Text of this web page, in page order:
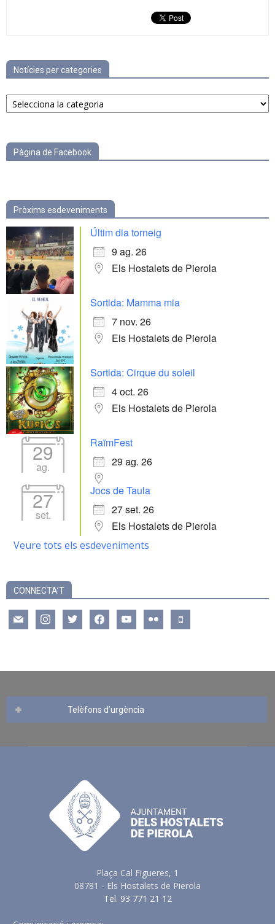
Notícies per categories
Notícies
per
Pàgina de Facebook
Pròxims esdeveniments
Últim dia torneig
9 ag. 26
Els Hostalets de Pierola
Sortida: Mamma mia
7 nov. 26
Els Hostalets de Pierola
Sortida: Cirque du soleil
4 oct. 26
Els Hostalets de Pierola
29
ag.
RaïmFest
29 ag. 26
27
set.
Jocs de Taula
27 set. 26
Els Hostalets de Pierola
Veure tots els esdeveniments
CONNECTA’T
mail instagramtwitter facebookyoutube flickr mobile
Telèfons d’urgència
Plaça Cal Figueres, 1
08781 - Els Hostalets de Pierola
Tel. 93 771 21 12